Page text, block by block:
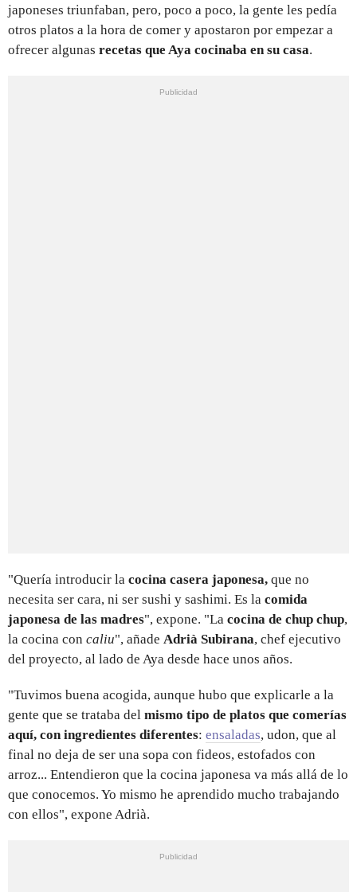
japoneses triunfaban, pero, poco a poco, la gente les pedía
otros platos a la hora de comer y apostaron por empezar a
ofrecer algunas recetas que Aya cocinaba en su casa.
"Quería introducir la cocina casera japonesa, que no
necesita ser cara, ni ser sushi y sashimi. Es la comida
japonesa de las madres", expone. "La cocina de chup chup,
la cocina con caliu", añade Adrià Subirana, chef ejecutivo
del proyecto, al lado de Aya desde hace unos años.
"Tuvimos buena acogida, aunque hubo que explicarle a la
gente que se trataba del mismo tipo de platos que comerías
aquí, con ingredientes diferentes: ensaladas, udon, que al
final no deja de ser una sopa con fideos, estofados con
arroz... Entendieron que la cocina japonesa va más allá de lo
que conocemos. Yo mismo he aprendido mucho trabajando
con ellos", expone Adrià.